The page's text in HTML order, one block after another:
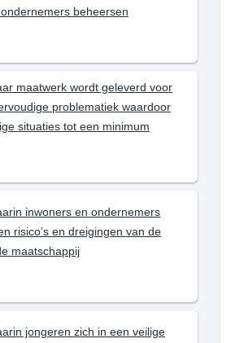
beheersen
maatwerk wordt geleverd voor
problematiek waardoor
situaties tot een minimum
inwoners en ondernemers
risico’s en dreigingen van de
maatschappij
jongeren zich in een veilige